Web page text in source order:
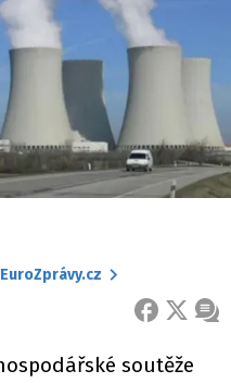
FACEBOOK
X
soutěže